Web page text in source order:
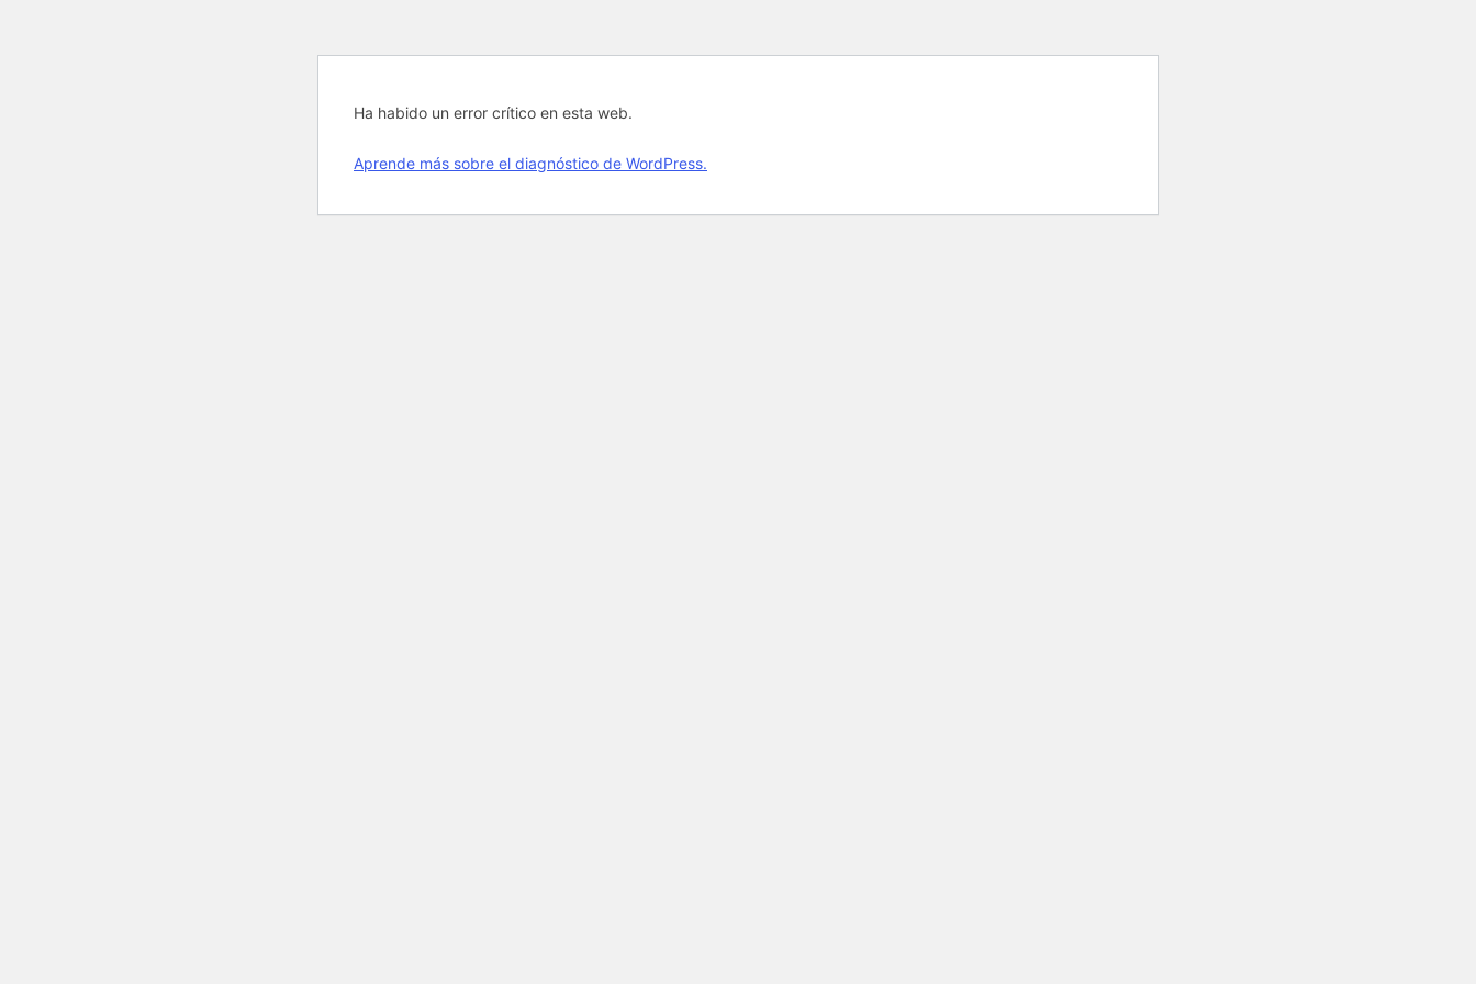
Ha habido un error crítico en esta web.
Aprende más sobre el diagnóstico de WordPress.